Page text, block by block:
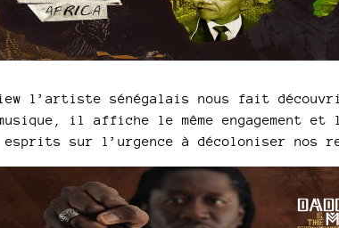
l’artiste sénégalais nous fait
il affiche le même engagement et
sur l’urgence à décoloniser nos